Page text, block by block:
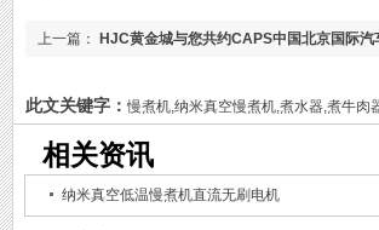
上一篇： HJC黄金城与您共约CAPS中国北京国际汽
此文关键字：慢煮机,纳米真空慢煮机,煮水器,煮牛肉
相关资讯
纳米真空低温慢煮机直流无刷电机